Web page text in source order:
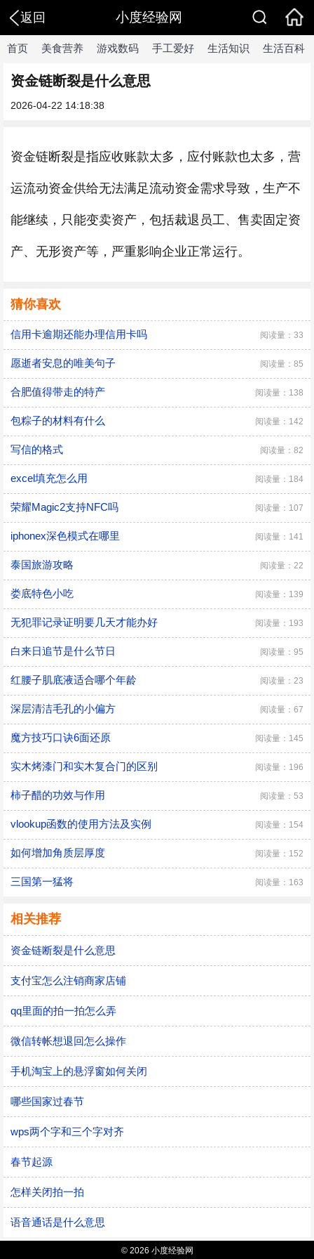
返回 小度经验网
首页 美食营养 游戏数码 手工爱好 生活知识 生活百科
资金链断裂是什么意思
2026-04-22 14:18:38
资金链断裂是指应收账款太多，应付账款也太多，营
运流动资金供给无法满足流动资金需求导致，生产不
能继续，只能变卖资产，包括裁退员工、售卖固定资
产、无形资产等，严重影响企业正常运行。
猜你喜欢
信用卡逾期还能办理信用卡吗 阅读量：33
愿逝者安息的唯美句子 阅读量：85
合肥值得带走的特产 阅读量：138
包粽子的材料有什么 阅读量：142
写信的格式 阅读量：82
excel填充怎么用 阅读量：184
荣耀Magic2支持NFC吗 阅读量：107
iphonex深色模式在哪里 阅读量：141
泰国旅游攻略 阅读量：22
娄底特色小吃 阅读量：139
无犯罪记录证明要几天才能办好 阅读量：193
白来日追节是什么节日 阅读量：95
红腰子肌底液适合哪个年龄 阅读量：23
深层清洁毛孔的小偏方 阅读量：67
魔方技巧口诀6面还原 阅读量：145
实木烤漆门和实木复合门的区别 阅读量：196
柿子醋的功效与作用 阅读量：53
vlookup函数的使用方法及实例 阅读量：154
如何增加角质层厚度 阅读量：152
三国第一猛将 阅读量：163
相关推荐
资金链断裂是什么意思
支付宝怎么注销商家店铺
qq里面的拍一拍怎么弄
微信转帐想退回怎么操作
手机淘宝上的悬浮窗如何关闭
哪些国家过春节
wps两个字和三个字对齐
春节起源
怎样关闭拍一拍
语音通话是什么意思
© 2026 小度经验网